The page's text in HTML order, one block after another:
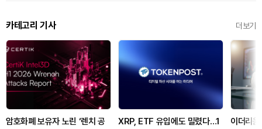
카테고리 기사 더보기
암호화폐 보유자 노린 ‘렌치 공
XRP, ETF 유입에도 밀렸다…1
이더리